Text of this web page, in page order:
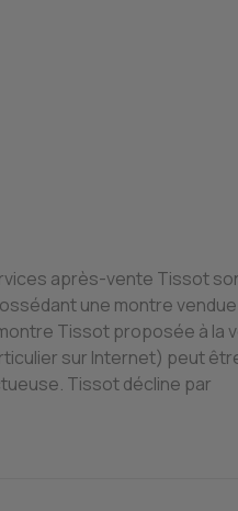
après-vente Tissot
une montre
Tissot proposée à la
sur Internet) peut
Tissot décline par